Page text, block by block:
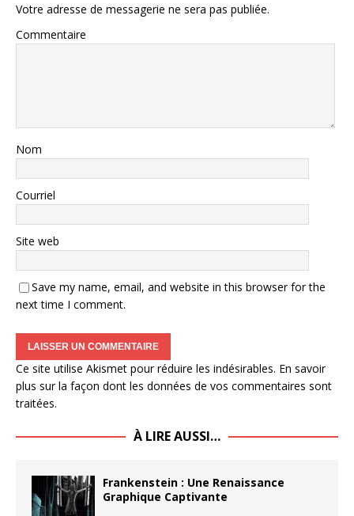
Votre adresse de messagerie ne sera pas publiée.
Commentaire
Nom
Courriel
Site web
Save my name, email, and website in this browser for the
next time I comment.
Ce site utilise Akismet pour réduire les indésirables. En savoir
plus sur la façon dont les données de vos commentaires sont
traitées.
À LIRE AUSSI…
Frankenstein : Une Renaissance
Graphique Captivante